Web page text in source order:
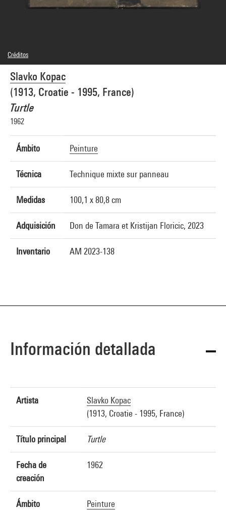
Slavko Kopac
(1913, Croatie - 1995, France)
Turtle
1962
Ámbito Peinture
Técnica Technique mixte sur panneau
Medidas 100,1 x 80,8 cm
Adquisición Don de Tamara et Kristijan Floricic, 2023
Inventario AM 2023-138
Créditos
© Adagp, Paris
Créditos fotográficos : Centre Pompidou, MNAM-CCI/Joseph Banderet/Dist.
GrandPalaisRmn
Referencia de la imagen : 4Y15945
Información detallada
Artista
Slavko Kopac
(1913, Croatie - 1995, France)
Título principal Turtle
Fecha de
creación
1962
Ámbito Peinture